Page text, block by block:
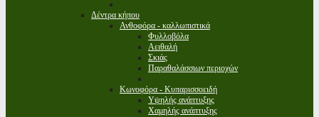
Δέντρα κήπου
Ανθοφόρα - καλλωπιστικά
Φυλλοβόλα
Αειθαλή
Σκιάς
Παραθαλάσσιων περιοχών
Κωνοφόρα - Κυπαρισσοειδή
Υψηλής ανάπτυξης
Χαμηλής ανάπτυξης